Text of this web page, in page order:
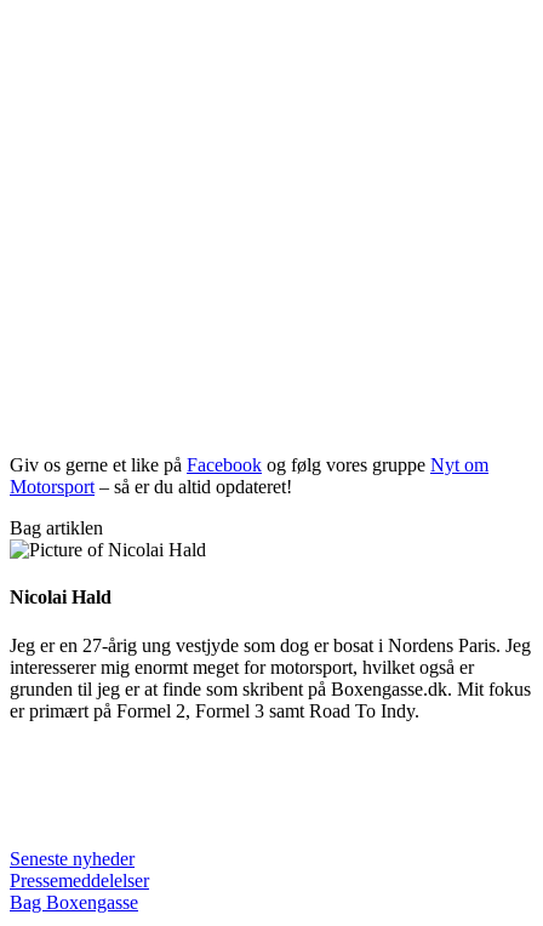
Giv os gerne et like på Facebook og følg vores gruppe Nyt om
Motorsport – så er du altid opdateret!
Bag artiklen
Nicolai Hald
Jeg er en 27-årig ung vestjyde som dog er bosat i Nordens Paris. Jeg
interesserer mig enormt meget for motorsport, hvilket også er
grunden til jeg er at finde som skribent på Boxengasse.dk. Mit fokus
er primært på Formel 2, Formel 3 samt Road To Indy.
Seneste nyheder
Pressemeddelelser
Bag Boxengasse